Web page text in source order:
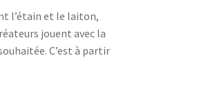
l’étain et le laiton,
jouent avec la
C’est à partir